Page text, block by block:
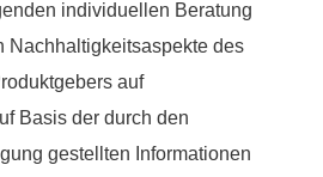
individuellen Beratung
Nachhaltigkeitsaspekte des
auf
Basis der durch den
gestellten Informationen